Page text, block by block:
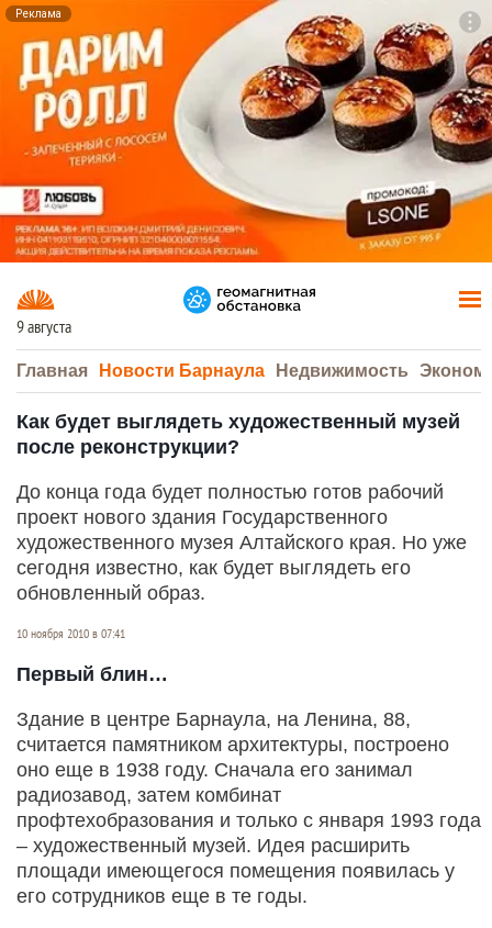
Реклама
9 августа
Главная Новости Барнаула Недвижимость
Как будет выглядеть художественный музей
после реконструкции?
До конца года будет полностью готов рабочий
проект нового здания Государственного
художественного музея Алтайского края. Но уже
сегодня известно, как будет выглядеть его
обновленный образ.
10 ноября 2010 в 07:41
Первый блин…
Здание в центре Барнаула, на Ленина, 88,
считается памятником архитектуры, построено
оно еще в 1938 году. Сначала его занимал
радиозавод, затем комбинат
профтехобразования и только с января 1993 года
– художественный музей. Идея расширить
площади имеющегося помещения появилась у
его сотрудников еще в те годы.